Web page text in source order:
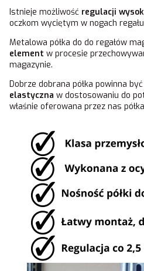
Istnieje możliwość regulacji
oczkom wyciętym w nogach
Metalowa półka do do regałów
element w procesie
magazynie.
Dobrze dobrana półka powinna być
elastyczna w dostosowaniu do
właśnie oferowana przez nas